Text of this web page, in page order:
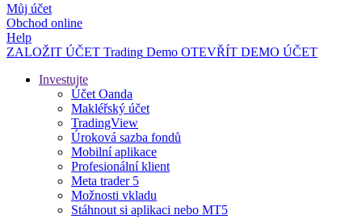
Můj účet
Obchod online
Help
ZALOŽIT ÚČET Trading Demo OTEVŘÍT DEMO ÚČET
Investujte
Účet Oanda
Makléřský účet
TradingView
Úroková sazba fondů
Mobilní aplikace
Profesionální klient
Meta trader 5
Možnosti vkladu
Stáhnout si aplikaci nebo MT5